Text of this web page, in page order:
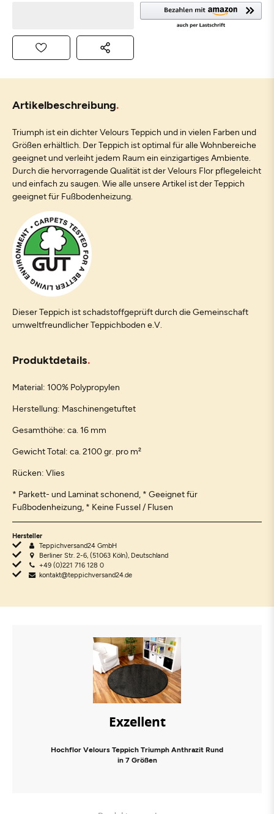
Artikelbeschreibung
Triumph ist ein dichter Velours Teppich und in vielen Farben und
Größen erhältlich. Der Teppich ist optimal für alle Wohnbereiche
geeignet und verleiht jedem Raum ein einzigartiges Ambiente.
Durch die hervorragende Qualität ist der Velours Flor pflegeleicht
und einfach zu saugen. Wie alle unsere Artikel ist der Teppich
geeignet für Fußbodenheizung.
Dieser Teppich ist schadstoffgeprüft durch die Gemeinschaft
umweltfreundlicher Teppichboden e.V.
Produktdetails
Material: 100% Polypropylen
Herstellung: Maschinengetuftet
Gesamthöhe: ca. 16 mm
Gewicht Total: ca. 2100 gr. pro m²
Rücken: Vlies
* Parkett- und Laminat schonend, * Geeignet für
Fußbodenheizung, * Keine Fussel / Flusen
Hersteller
Teppichversand24 GmbH
Berliner Str. 2-6, (51063 Köln), Deutschland
+49 (0)221 716 128 0
kontakt@teppichversand24.de
Exzellent
Hochflor Velours Teppich Triumph Anthrazit Rund
in 7 Größen